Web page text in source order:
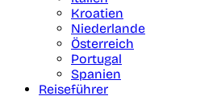
Kroatien
Niederlande
Österreich
Portugal
Spanien
Reiseführer